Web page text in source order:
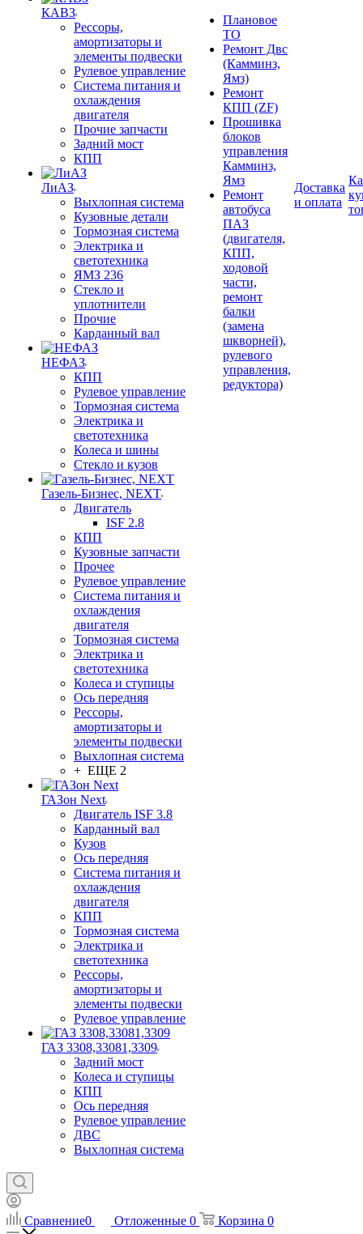
КАВЗ
Рессоры,
амортизаторы и
элементы подвески
Рулевое управление
Система питания и
охлаждения
двигателя
Прочие запчасти
Задний мост
КПП
ЛиАЗ
Выхлопная система
Кузовные детали
Тормозная система
Электрика и
светотехника
ЯМЗ 236
Стекло и
уплотнители
Прочие
Карданный вал
НЕФАЗ
КПП
Рулевое управление
Тормозная система
Электрика и
светотехника
Колеса и шины
Стекло и кузов
Газель-Бизнес, NEXT
Двигатель
ISF 2.8
КПП
Кузовные запчасти
Прочее
Рулевое управление
Система питания и
охлаждения
двигателя
Тормозная система
Электрика и
светотехника
Колеса и ступицы
Ось передняя
Рессоры,
амортизаторы и
элементы подвески
Выхлопная система
+ ЕЩЕ 2
ГАЗон Next
Двигатель ISF 3.8
Карданный вал
Кузов
Ось передняя
Система питания и
охлаждения
двигателя
КПП
Тормозная система
Электрика и
светотехника
Рессоры,
амортизаторы и
элементы подвески
Рулевое управление
ГАЗ 3308,33081,3309
Задний мост
Колеса и ступицы
КПП
Ось передняя
Рулевое управление
ДВС
Выхлопная система
Плановое
ТО
Ремонт Двс
(Камминз,
Ямз)
Ремонт
КПП (ZF)
Прошивка
блоков
управления
Камминз,
Ямз
Ремонт
автобуса
ПАЗ
(двигателя,
КПП,
ходовой
части,
ремонт
балки
(замена
шкворней),
рулевого
управления,
редуктора)
Доставка
и оплата
Сравнение0 Отложенные 0 Корзина 0